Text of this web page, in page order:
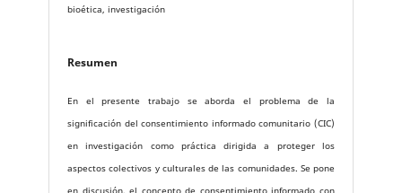
bioética, investigación
Resumen
En el presente trabajo se aborda el problema de la
significación del consentimiento informado comunitario (CIC)
en investigación como práctica dirigida a proteger los
aspectos colectivos y culturales de las comunidades. Se pone
en discusión, el concepto de consentimiento informado con